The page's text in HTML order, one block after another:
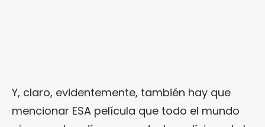
Y, claro, evidentemente, también hay que
mencionar ESA película que todo el mundo